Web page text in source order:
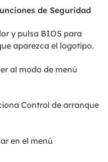
de Seguridad
y pulsa BIOS para
aparezca el logotipo.
al modo de menú
Control de arranque
en el menú